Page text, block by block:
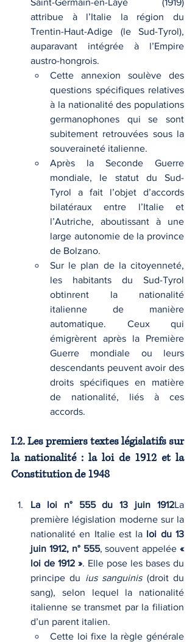
Saint-Germain-en-Laye (1919)
attribue à l’Italie la région du
Trentin-Haut-Adige (le Sud-Tyrol),
auparavant intégrée à l’Empire
austro-hongrois.
Cette annexion soulève des
questions spécifiques relatives
à la nationalité des populations
germanophones qui se sont
subitement retrouvées sous la
souveraineté italienne.
Après la Seconde Guerre
mondiale, le statut du Sud-
Tyrol a fait l’objet d’accords
bilatéraux entre l’Italie et
l’Autriche, aboutissant à une
large autonomie de la province
de Bolzano.
Sur le plan de la citoyenneté,
les habitants du Sud-Tyrol
obtinrent la nationalité
italienne de manière
automatique. Ceux qui
émigrèrent après la Première
Guerre mondiale ou leurs
descendants peuvent avoir des
droits spécifiques en matière
de nationalité, liés à ces
accords.
I.2. Les premiers textes législatifs sur
la nationalité : la loi de 1912 et la
Constitution de 1948
La loi n° 555 du 13 juin 1912La
première législation moderne sur la
nationalité en Italie est la loi du 13
juin 1912, n° 555, souvent appelée «
loi de 1912 ». Elle pose les bases du
principe du ius sanguinis (droit du
sang), selon lequel la nationalité
italienne se transmet par la filiation
d’un parent italien.
Cette loi fixe la règle générale